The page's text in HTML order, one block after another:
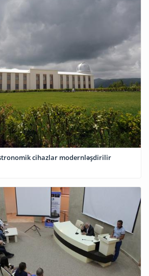
cihazlar modernləşdirilir